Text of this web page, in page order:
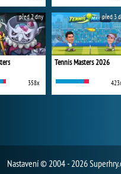
358x
před 2 dny
Tennis Masters 2026
před 3
Nastavení© 2004 - 2026